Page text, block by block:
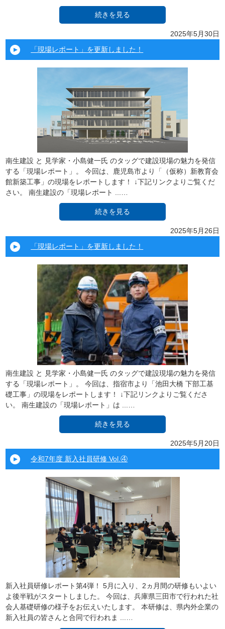
続きを見る
2025年5月30日
「現場レポート」を更新しました！
南生建設 と 見学家・小島健一氏 のタッグで建設現場の魅力を発信
する「現場レポート」。 今回は、鹿児島市より「（仮称）新教育会
館新築工事」の現場をレポートします！ ↓下記リンクよりご覧くだ
さい。 南生建設の「現場レポート ...…
続きを見る
2025年5月26日
「現場レポート」を更新しました！
南生建設 と 見学家・小島健一氏 のタッグで建設現場の魅力を発信
する「現場レポート」。 今回は、指宿市より「池田大橋 下部工基
礎工事」の現場をレポートします！ ↓下記リンクよりご覧くださ
い。 南生建設の「現場レポート」は ...…
続きを見る
2025年5月20日
令和7年度 新入社員研修 Vol.④
新入社員研修レポート第4弾！ 5月に入り、2ヵ月間の研修もいよい
よ後半戦がスタートしました。 今回は、兵庫県三田市で行われた社
会人基礎研修の様子をお伝えいたします。 本研修は、県内外企業の
新入社員の皆さんと合同で行われま ...…